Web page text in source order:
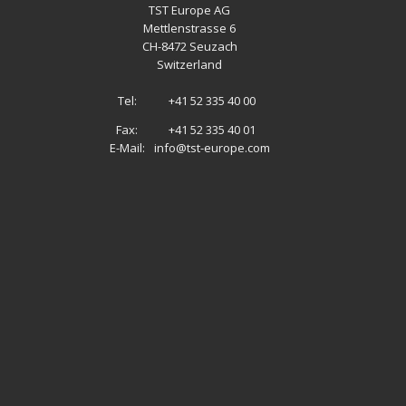
TST Europe AG
Mettlenstrasse 6
CH-8472 Seuzach
Switzerland
Tel:
+41 52 335 40 00
Fax:
+41 52 335 40 01
E-Mail:
info@tst-europe.com